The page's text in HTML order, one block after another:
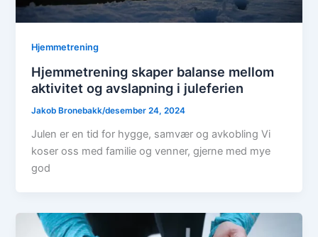
Hjemmetrening
Hjemmetrening skaper balanse mellom
aktivitet og avslapning i juleferien
Jakob Bronebakk/desember 24, 2024
Julen er en tid for hygge, samvær og avkobling Vi
koser oss med familie og venner, gjerne med mye
god